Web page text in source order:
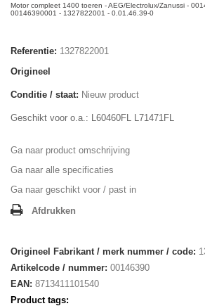
Motor compleet 1400 toeren - AEG/Electrolux/Zanussi -
00146390001 - 1327822001 - 0.01.46.39-0
Referentie: 1327822001
Origineel
Conditie / staat: Nieuw product
Geschikt voor o.a.: L60460FL L71471FL
Ga naar product omschrijving
Ga naar alle specificaties
Ga naar geschikt voor / past in
Afdrukken
Origineel Fabrikant / merk nummer / code:
Artikelcode / nummer: 00146390
EAN: 8713411101540
Product tags: